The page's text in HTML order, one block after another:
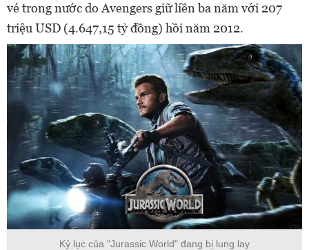
vé trong nước do Avengers giữ liền ba năm với 207
triệu USD (4.647,15 tỷ đồng) hồi năm 2012.
Kỷ lục của "Jurassic World" đang bị lung lay